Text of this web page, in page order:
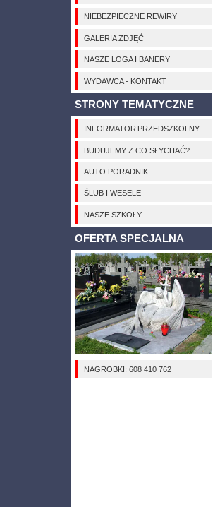
NIEBEZPIECZNE REWIRY
GALERIA ZDJĘĆ
NASZE LOGA I BANERY
WYDAWCA - KONTAKT
STRONY TEMATYCZNE
INFORMATOR PRZEDSZKOLNY
BUDUJEMY Z CO SŁYCHAĆ?
AUTO PORADNIK
ŚLUB I WESELE
NASZE SZKOŁY
OFERTA SPECJALNA
NAGROBKI: 608 410 762